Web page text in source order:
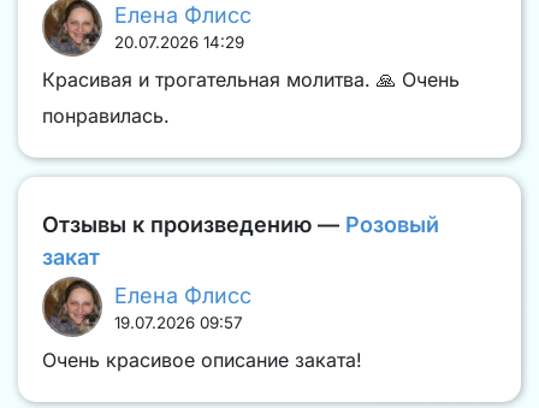
Елена Флисс
20.07.2026 14:29
Красивая и трогательная молитва. 🙏 Очень
понравилась.
Отзывы к произведению — Розовый
закат
Елена Флисс
19.07.2026 09:57
Очень красивое описание заката!